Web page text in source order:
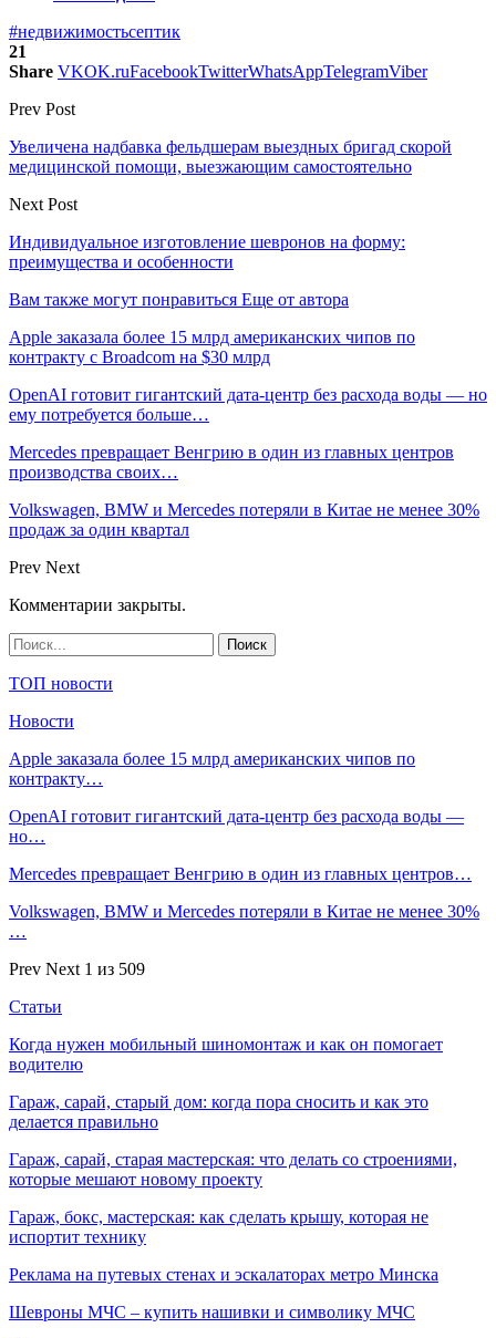
#недвижимостьсептик
21
Share VKOK.ruFacebookTwitterWhatsAppTelegramViber
Prev Post
Увеличена надбавка фельдшерам выездных бригад скорой
медицинской помощи, выезжающим самостоятельно
Next Post
Индивидуальное изготовление шевронов на форму:
преимущества и особенности
Вам также могут понравиться Еще от автора
Apple заказала более 15 млрд американских чипов по
контракту с Broadcom на $30 млрд
OpenAI готовит гигантский дата-центр без расхода воды — но
ему потребуется больше…
Mercedes превращает Венгрию в один из главных центров
производства своих…
Volkswagen, BMW и Mercedes потеряли в Китае не менее 30%
продаж за один квартал
Prev Next
Комментарии закрыты.
ТОП новости
Новости
Apple заказала более 15 млрд американских чипов по
контракту…
OpenAI готовит гигантский дата-центр без расхода воды —
но…
Mercedes превращает Венгрию в один из главных центров…
Volkswagen, BMW и Mercedes потеряли в Китае не менее 30%
…
Prev Next 1 из 509
Статьи
Когда нужен мобильный шиномонтаж и как он помогает
водителю
Гараж, сарай, старый дом: когда пора сносить и как это
делается правильно
Гараж, сарай, старая мастерская: что делать со строениями,
которые мешают новому проекту
Гараж, бокс, мастерская: как сделать крышу, которая не
испортит технику
Реклама на путевых стенах и эскалаторах метро Минска
Шевроны МЧС – купить нашивки и символику МЧС